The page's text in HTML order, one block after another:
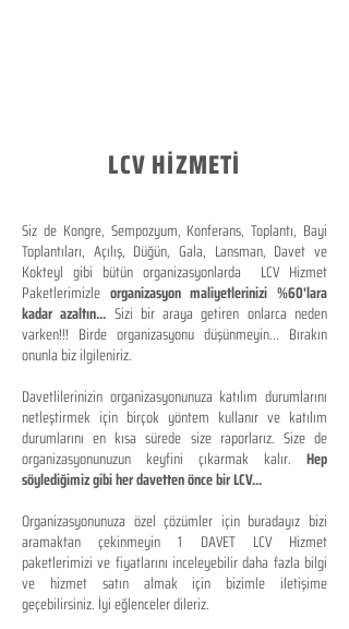
LCV HİZMETİ
Siz de Kongre, Sempozyum, Konferans, Toplantı, Bayi
Toplantıları, Açılış, Düğün, Gala, Lansman, Davet ve
Kokteyl gibi bütün organizasyonlarda LCV Hizmet
Paketlerimizle organizasyon maliyetlerinizi %60'lara
kadar azaltın... Sizi bir araya getiren onlarca neden
varken!!! Birde organizasyonu düşünmeyin... Bırakın
onunla biz ilgileniriz.
Davetlilerinizin organizasyonunuza katılım durumlarını
netleştirmek için birçok yöntem kullanır ve katılım
durumlarını en kısa sürede size raporlarız. Size de
organizasyonunuzun keyfini çıkarmak kalır. Hep
söylediğimiz gibi her davetten önce bir LCV...
Organizasyonunuza özel çözümler için buradayız bizi
aramaktan çekinmeyin 1 DAVET LCV Hizmet
paketlerimizi ve fiyatlarını inceleyebilir daha fazla bilgi
ve hizmet satın almak için bizimle iletişime
geçebilirsiniz. İyi eğlenceler dileriz.